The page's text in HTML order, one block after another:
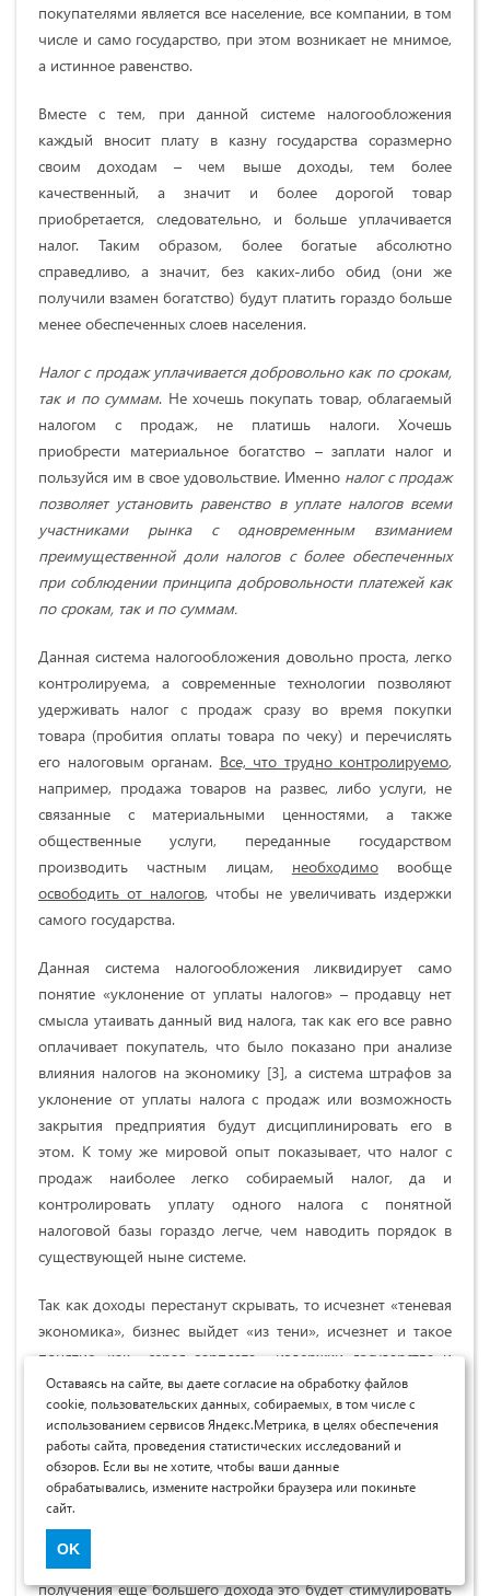
покупателями является все население, все компании, в том
числе и само государство, при этом возникает не мнимое,
а истинное равенство.
Вместе с тем, при данной системе налогообложения
каждый вносит плату в казну государства соразмерно
своим доходам – чем выше доходы, тем более
качественный, а значит и более дорогой товар
приобретается, следовательно, и больше уплачивается
налог. Таким образом, более богатые абсолютно
справедливо, а значит, без каких-либо обид (они же
получили взамен богатство) будут платить гораздо больше
менее обеспеченных слоев населения.
Налог с продаж уплачивается добровольно как по срокам,
так и по суммам. Не хочешь покупать товар, облагаемый
налогом с продаж, не платишь налоги. Хочешь
приобрести материальное богатство – заплати налог и
пользуйся им в свое удовольствие. Именно налог с продаж
позволяет установить равенство в уплате налогов всеми
участниками рынка с одновременным взиманием
преимущественной доли налогов с более обеспеченных
при соблюдении принципа добровольности платежей как
по срокам, так и по суммам.
Данная система налогообложения довольно проста, легко
контролируема, а современные технологии позволяют
удерживать налог с продаж сразу во время покупки
товара (пробития оплаты товара по чеку) и перечислять
его налоговым органам. Все, что трудно контролируемо,
например, продажа товаров на развес, либо услуги, не
связанные с материальными ценностями, а также
общественные услуги, переданные государством
производить частным лицам, необходимовообще
освободить от налогов, чтобы не увеличивать издержки
самого государства.
Данная система налогообложения ликвидирует само
понятие «уклонение от уплаты налогов» – продавцу нет
смысла утаивать данный вид налога, так как его все равно
оплачивает покупатель, что было показано при анализе
влияния налогов на экономику [3], а система штрафов за
уклонение от уплаты налога с продаж или возможность
закрытия предприятия будут дисциплинировать его в
этом. К тому же мировой опыт показывает, что налог с
продаж наиболее легко собираемый налог, да и
контролировать уплату одного налога с понятной
налоговой базы гораздо легче, чем наводить порядок в
существующей ныне системе.
Так как доходы перестанут скрывать, то исчезнет «теневая
экономика», бизнес выйдет «из тени», исчезнет и такое
понятие, как «серая зарплата», издержки государства и
бизнеса по налоговому администрированию значительно
сократятся.
Производители также будут в выигрыше, по сравнению с
современной экономикой конкуренции они будут
получать максимальный доход и максимальную прибыль
от достигнутого уровня производства, что будет
получения еще большего дохода это будет стимулировать
Оставаясь на сайте, вы даете согласие на обработку файлов
cookie, пользовательских данных, собираемых, в том числе с
использованием сервисов Яндекс.Метрика, в целях обеспечения
работы сайта, проведения статистических исследований и
обзоров. Если вы не хотите, чтобы ваши данные
обрабатывались, измените настройки браузера или покиньте
сайт.
OK